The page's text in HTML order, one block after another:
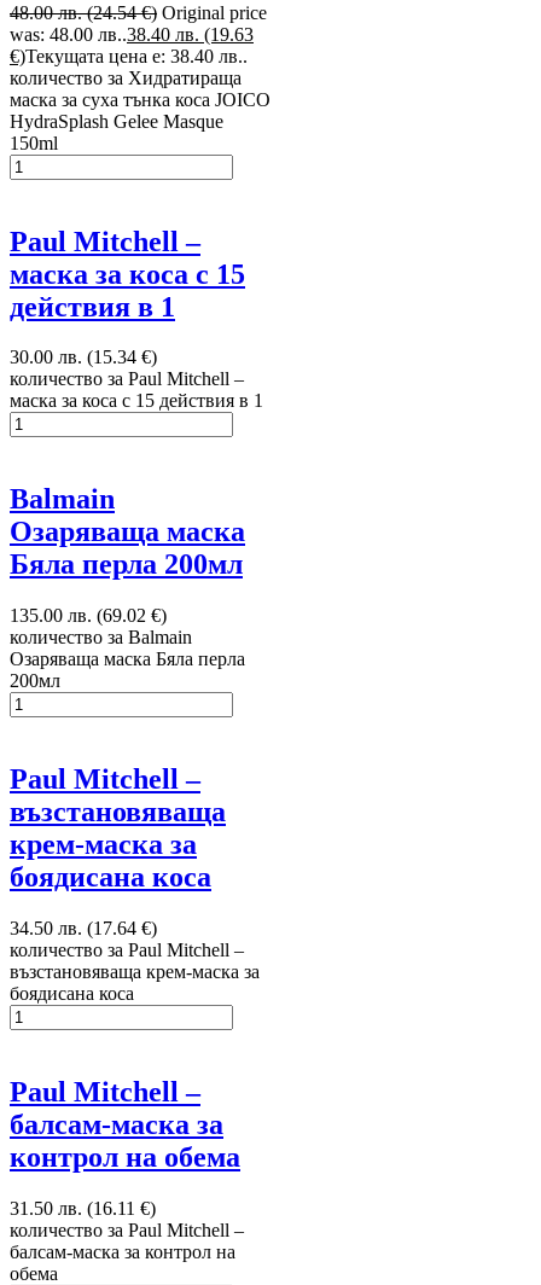
48.00 лв. (24.54 €) Original price
was: 48.00 лв..38.40 лв. (19.63
€)Текущата цена е: 38.40 лв..
количество за Хидратираща
маска за суха тънка коса JOICO
HydraSplash Gelee Masque
150ml
Paul Mitchell –
маска за коса с 15
действия в 1
30.00 лв. (15.34 €)
количество за Paul Mitchell –
маска за коса с 15 действия в 1
Balmain
Озаряваща маска
Бяла перла 200мл
135.00 лв. (69.02 €)
количество за Balmain
Озаряваща маска Бяла перла
200мл
Paul Mitchell –
възстановяваща
крем-маска за
боядисана коса
34.50 лв. (17.64 €)
количество за Paul Mitchell –
възстановяваща крем-маска за
боядисана коса
Paul Mitchell –
балсам-маска за
контрол на обема
31.50 лв. (16.11 €)
количество за Paul Mitchell –
балсам-маска за контрол на
обема